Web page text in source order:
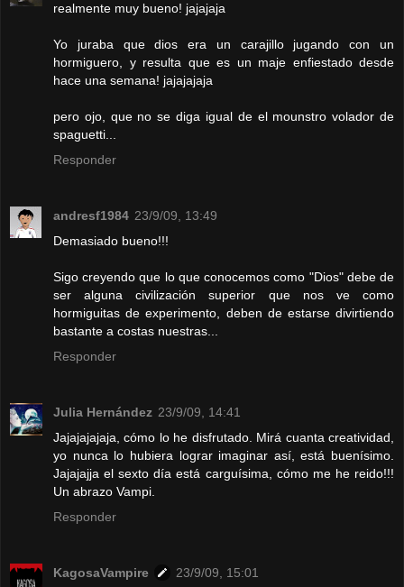
realmente muy bueno! jajajaja
Yo juraba que dios era un carajillo jugando con un
hormiguero, y resulta que es un maje enfiestado desde
hace una semana! jajajajaja
pero ojo, que no se diga igual de el mounstro volador de
spaguetti...
Responder
andresf1984 23/9/09, 13:49
Demasiado bueno!!!
Sigo creyendo que lo que conocemos como "Dios" debe de
ser alguna civilización superior que nos ve como
hormiguitas de experimento, deben de estarse divirtiendo
bastante a costas nuestras...
Responder
Julia Hernández 23/9/09, 14:41
Jajajajajaja, cómo lo he disfrutado. Mirá cuanta creatividad,
yo nunca lo hubiera lograr imaginar así, está buenísimo.
Jajajajja el sexto día está carguísima, cómo me he reido!!!
Un abrazo Vampi.
Responder
KagosaVampire
23/9/09, 15:01